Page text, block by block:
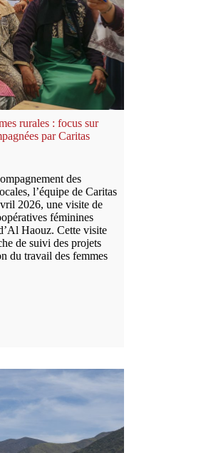
rurales : focus sur
par Caritas
des
l’équipe de Caritas
2026, une visite de
féminines
Haouz. Cette visite
de suivi des projets
du travail des femmes